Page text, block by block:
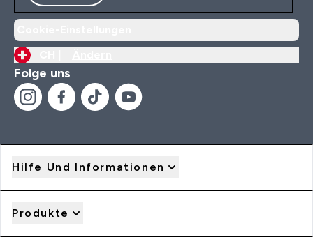
Folge uns
Hilfe Und Informationen
Produkte